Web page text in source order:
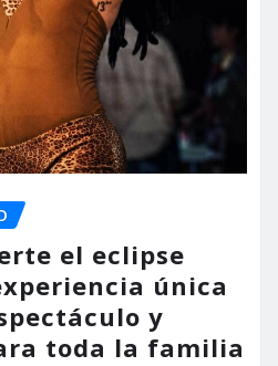
el eclipse
única
y
toda la familia